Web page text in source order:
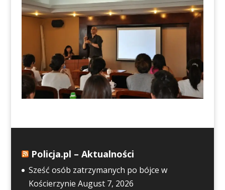
Policja.pl – Aktualności
Sześć osób zatrzymanych po bójce w
Kościerzynie August 7, 2026